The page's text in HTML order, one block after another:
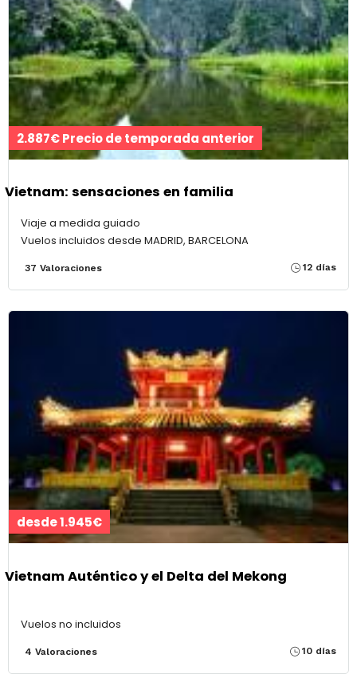
2.887€ Precio de temporada anterior
Vietnam: sensaciones en familia
Viaje a medida guiado
Vuelos incluidos desde MADRID, BARCELONA
37 Valoraciones 12 días
desde 1.945€
Vietnam Auténtico y el Delta del Mekong
Vuelos no incluidos
4 Valoraciones 10 días